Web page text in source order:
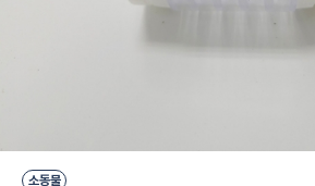
소동물